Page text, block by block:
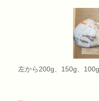
左から200g、150g、